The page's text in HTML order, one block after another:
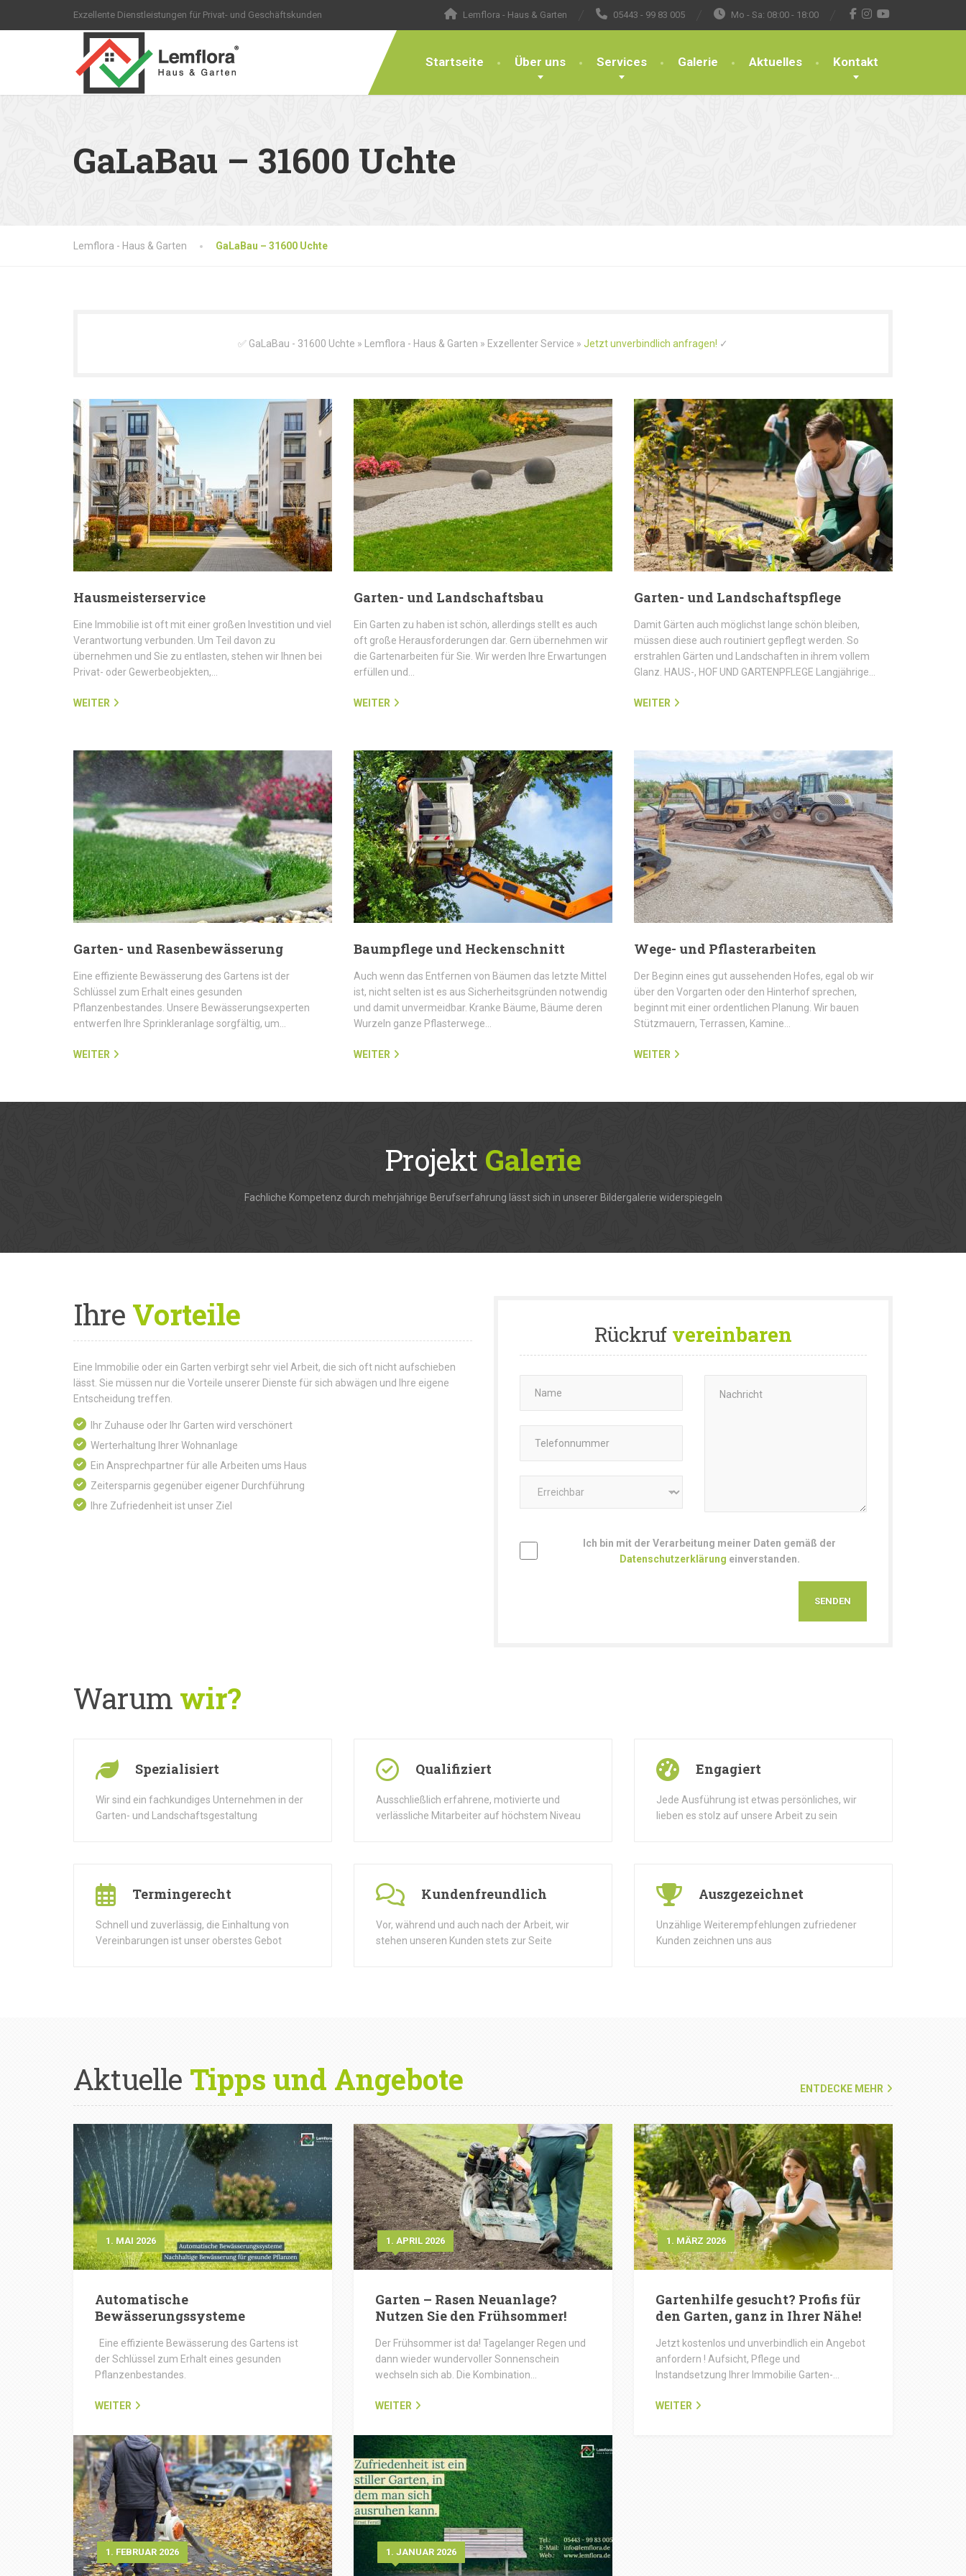
Exzellente Dienstleistungen für Privat- und Geschäftskunden Lemflora - Haus & Garten 05443 - 99 83 005 Mo - Sa: 08:00 - 18:00
Startseite Über uns Services Galerie Aktuelles Kontakt
GaLaBau – 31600 Uchte
Lemflora - Haus & Garten GaLaBau – 31600 Uchte
✅ GaLaBau - 31600 Uchte » Lemflora - Haus & Garten » Exzellenter Service » Jetzt unverbindlich anfragen! ✓
Hausmeisterservice
Eine Immobilie ist oft mit einer großen Investition und viel
Verantwortung verbunden. Um Teil davon zu
übernehmen und Sie zu entlasten, stehen wir Ihnen bei
Privat- oder Gewerbeobjekten,…
WEITER
Garten- und Landschaftsbau
Ein Garten zu haben ist schön, allerdings stellt es auch
oft große Herausforderungen dar. Gern übernehmen wir
die Gartenarbeiten für Sie. Wir werden Ihre Erwartungen
erfüllen und…
WEITER
Garten- und Landschaftspflege
Damit Gärten auch möglichst lange schön bleiben,
müssen diese auch routiniert gepflegt werden. So
erstrahlen Gärten und Landschaften in ihrem vollem
Glanz. HAUS-, HOF UND GARTENPFLEGE Langjährige…
WEITER
Garten- und Rasenbewässerung
Eine effiziente Bewässerung des Gartens ist der
Schlüssel zum Erhalt eines gesunden
Pflanzenbestandes. Unsere Bewässerungsexperten
entwerfen Ihre Sprinkleranlage sorgfältig, um…
WEITER
Baumpflege und Heckenschnitt
Auch wenn das Entfernen von Bäumen das letzte Mittel
ist, nicht selten ist es aus Sicherheitsgründen notwendig
und damit unvermeidbar. Kranke Bäume, Bäume deren
Wurzeln ganze Pflasterwege…
WEITER
Wege- und Pflasterarbeiten
Der Beginn eines gut aussehenden Hofes, egal ob wir
über den Vorgarten oder den Hinterhof sprechen,
beginnt mit einer ordentlichen Planung. Wir bauen
Stützmauern, Terrassen, Kamine…
WEITER
Projekt Galerie
Fachliche Kompetenz durch mehrjährige Berufserfahrung lässt sich in unserer Bildergalerie widerspiegeln
IhreVorteile
Eine Immobilie oder ein Garten verbirgt sehr viel Arbeit, die sich oft nicht aufschieben
lässt. Sie müssen nur die Vorteile unserer Dienste für sich abwägen und Ihre eigene
Entscheidung treffen.
Ihr Zuhause oder Ihr Garten wird verschönert
Werterhaltung Ihrer Wohnanlage
Ein Ansprechpartner für alle Arbeiten ums Haus
Zeitersparnis gegenüber eigener Durchführung
Ihre Zufriedenheit ist unser Ziel
Rückrufvereinbaren
Ich bin mit der Verarbeitung meiner Daten gemäß der
Datenschutzerklärung einverstanden.
Warum wir?
Spezialisiert
Wir sind ein fachkundiges Unternehmen in der
Garten- und Landschaftsgestaltung
Termingerecht
Schnell und zuverlässig, die Einhaltung von
Vereinbarungen ist unser oberstes Gebot
Qualifiziert
Ausschließlich erfahrene, motivierte und
verlässliche Mitarbeiter auf höchstem Niveau
Kundenfreundlich
Vor, während und auch nach der Arbeit, wir
stehen unseren Kunden stets zur Seite
Engagiert
Jede Ausführung ist etwas persönliches, wir
lieben es stolz auf unsere Arbeit zu sein
Auszgezeichnet
Unzählige Weiterempfehlungen zufriedener
Kunden zeichnen uns aus
Aktuelle Tipps und Angebote ENTDECKE MEHR
1. MAI 2026
Automatische
Bewässerungssysteme
Eine effiziente Bewässerung des Gartens ist
der Schlüssel zum Erhalt eines gesunden
Pflanzenbestandes.
WEITER
1. APRIL 2026
Garten – Rasen Neuanlage?
Nutzen Sie den Frühsommer!
Der Frühsommer ist da! Tagelanger Regen und
dann wieder wundervoller Sonnenschein
wechseln sich ab. Die Kombination…
WEITER
1. MÄRZ 2026
Gartenhilfe gesucht? Profis für
den Garten, ganz in Ihrer Nähe!
Jetzt kostenlos und unverbindlich ein Angebot
anfordern ! Aufsicht, Pflege und
Instandsetzung Ihrer Immobilie Garten-…
WEITER
1. FEBRUAR 2026 1. JANUAR 2026